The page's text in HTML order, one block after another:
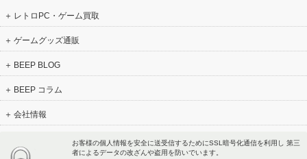
レトロPC・ゲーム買取
ゲームグッズ通販
BEEP BLOG
BEEP コラム
会社情報
お客様の個人情報を安全に送受信するためにSSL暗号化通信を利用し 第三
者によるデータの改ざんや盗用を防いでいます。